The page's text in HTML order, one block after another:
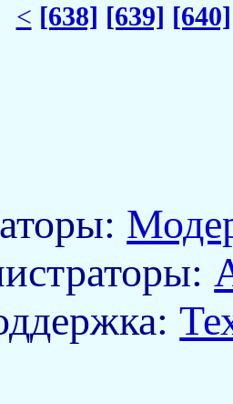
< [638] [639] [640]